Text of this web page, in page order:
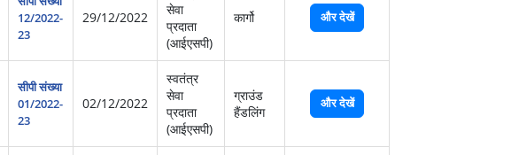
12/2022-
23
29/12/2022
सेवा
प्रदाता
(आईएसपी)
कार्गो और देखें
सीपी संख्या
01/2022-
23
02/12/2022
स्‍वतंत्र
सेवा
प्रदाता
(आईएसपी)
ग्राउंड
हैंडलिंग
और देखें